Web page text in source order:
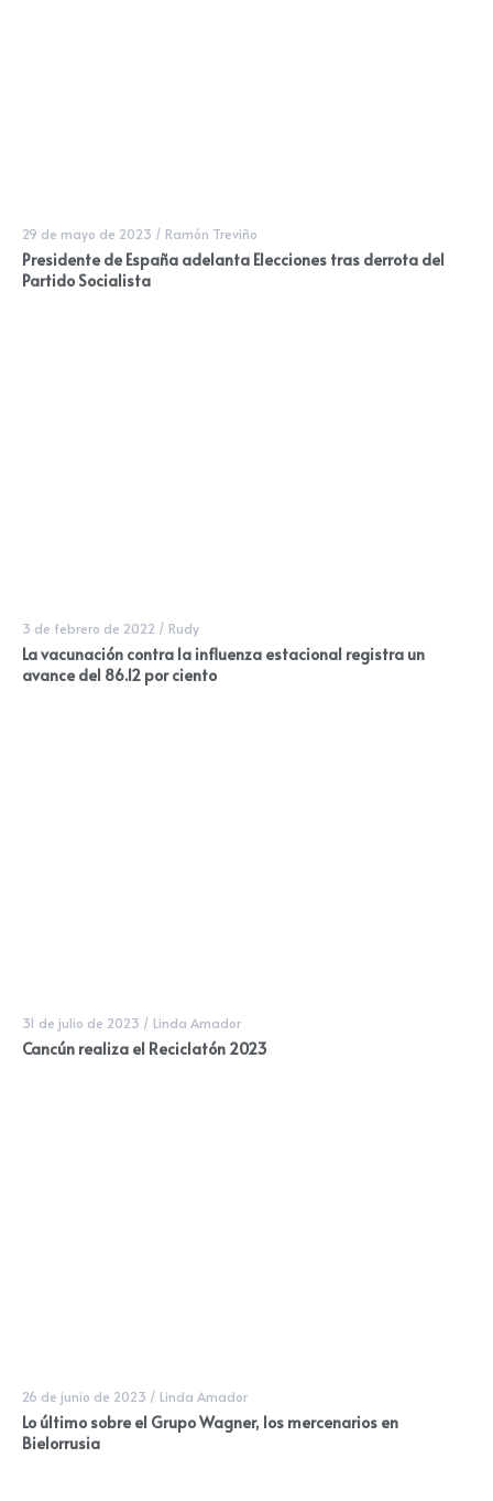
29 de mayo de 2023 / Ramón Treviño
Presidente de España adelanta Elecciones tras derrota del
Partido Socialista
3 de febrero de 2022 / Rudy
La vacunación contra la influenza estacional registra un
avance del 86.12 por ciento
31 de julio de 2023 / Linda Amador
Cancún realiza el Reciclatón 2023
26 de junio de 2023 / Linda Amador
Lo último sobre el Grupo Wagner, los mercenarios en
Bielorrusia